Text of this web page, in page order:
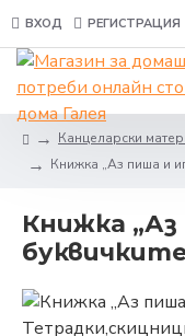
ВХОД РЕГИСТРАЦИЯ
Канцеларски
Книжка „Аз пиша и
Книжка